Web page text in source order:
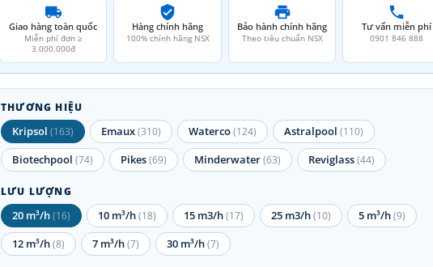
Giao hàng toàn quốc
Miễn phí đơn ≥
3.000.000đ
Hàng chính hãng
100% chính hãng NSX
Bảo hành chính hãng
Theo tiêu chuẩn NSX
Tư vấn miễn phí
0901 846 888
THƯƠNG HIỆU
Kripsol (163) Emaux(310) Waterco(124) Astralpool (110)
Biotechpool (74) Pikes(69) Minderwater(63) Reviglass(44)
LƯU LƯỢNG
20 m³/h(16) 10 m³/h(18) 15 m3/h(17) 25 m3/h(10) 5 m³/h(9)
12 m³/h(8) 7 m³/h(7) 30 m³/h(7)